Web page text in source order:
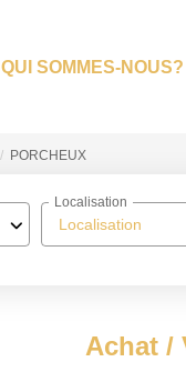
QUI SOMMES-NOUS?
PORCHEUX
Localisation
Localisation
Achat /